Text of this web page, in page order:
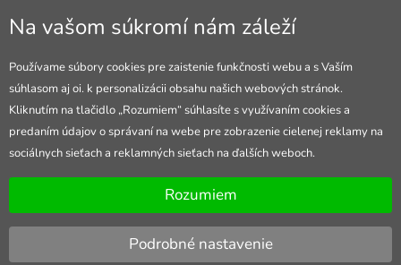
info@4lol.cz
Predajňa v Ostrave
28. října 250, Ostrava
Otevřeno Po-Pia: 10-18h
Na vašom súkromí nám záleží
Používame súbory cookies pre zaistenie funkčnosti webu a s Vaším
súhlasom aj oi. k personalizácii obsahu našich webových stránok.
Kliknutím na tlačidlo „Rozumiem“ súhlasíte s využívaním cookies a
predaním údajov o správaní na webe pre zobrazenie cielenej reklamy na
sociálnych sieťach a reklamných sieťach na ďalších weboch.
Rozumiem
Podrobné nastavenie